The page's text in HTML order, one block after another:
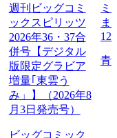
週刊ビッグコミ
ックスピリッツ
2026年36・37合
併号【デジタル
版限定グラビア
増量｢東雲う
み」】（2026年8
月3日発売号）
ビッグコミック
ミ
ま
129
青